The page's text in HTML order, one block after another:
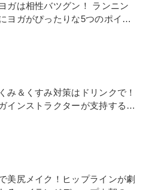
ガは相性バツグン！ ランニン
ヨガがぴったりな5つのポイン
み＆くすみ対策はドリンクで！
インストラクターが支持するデ
美尻メイク！ヒップラインが劇